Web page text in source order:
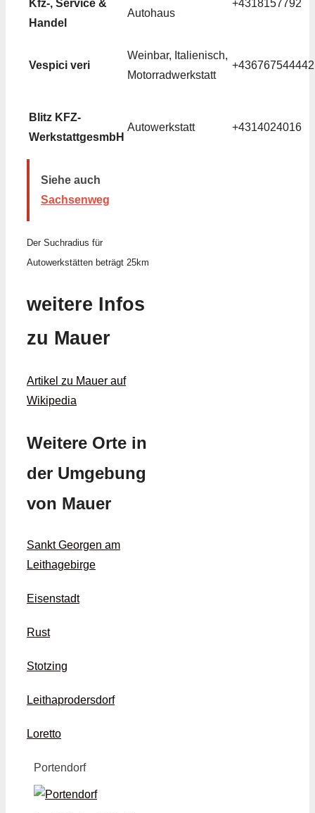
Kfz-, Service &
Handel
Autohaus
+4318157792
Vespici veri
Weinbar, Italienisch,
Motorradwerkstatt
+436767544442
Blitz KFZ-
WerkstattgesmbH
Autowerkstatt +4314024016
Siehe auch
Sachsenweg
Der Suchradius für
Autowerkstätten beträgt 25km
weitere Infos
zu Mauer
Artikel zu Mauer auf
Wikipedia
Weitere Orte in
der Umgebung
von Mauer
Sankt Georgen am
Leithagebirge
Eisenstadt
Rust
Stotzing
Leithaprodersdorf
Loretto
Portendorf